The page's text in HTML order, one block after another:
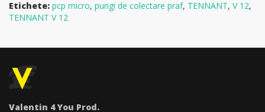
Etichete: pcp micro, pungi de colectare praf, TENNANT, V 12,
TENNANT V 12
Valentin 4 You Prod.